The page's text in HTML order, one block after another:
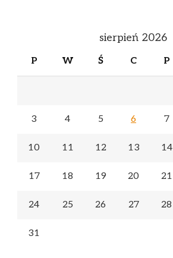
sierpień 2026
P W Ś C P
3 4 5 6 7
10 11 12 13 14
17 18 19 20 21
24 25 26 27 28
31